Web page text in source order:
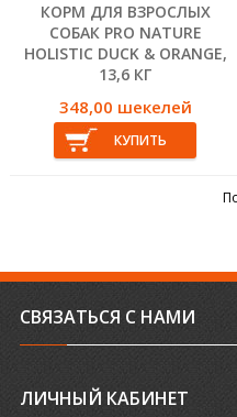
КОРМ ДЛЯ ВЗРОСЛЫХ
СОБАК PRO NATURE
HOLISTIC DUCK & ORANGE,
13,6 КГ
348,00 шекелей
СВЯЗАТЬСЯ С НАМИ
ЛИЧНЫЙ КАБИНЕТ